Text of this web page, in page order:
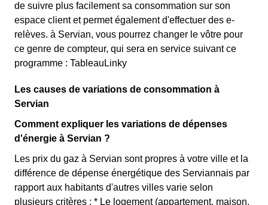
de suivre plus facilement sa consommation sur son
espace client et permet également d'effectuer des e-
relèves. à Servian, vous pourrez changer le vôtre pour
ce genre de compteur, qui sera en service suivant ce
programme : TableauLinky
Les causes de variations de consommation à
Servian
Comment expliquer les variations de dépenses
d'énergie à Servian ?
Les prix du gaz à Servian sont propres à votre ville et la
différence de dépense énergétique des Serviannais par
rapport aux habitants d'autres villes varie selon
plusieurs critères : * Le logement (appartement, maison,